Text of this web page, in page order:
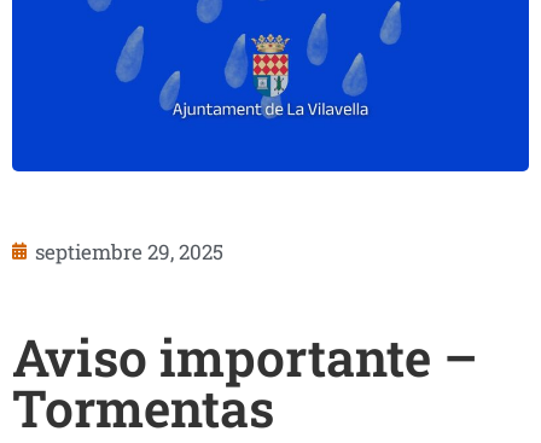
septiembre 29, 2025
Aviso importante –
Tormentas